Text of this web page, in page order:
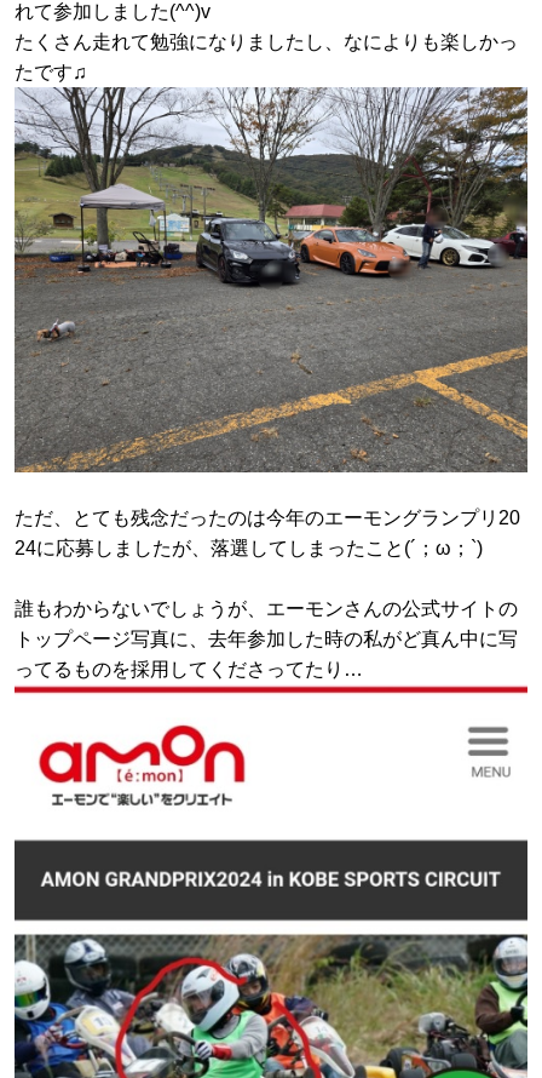
れて参加しました(^^)v
たくさん走れて勉強になりましたし、なによりも楽しかっ
たです♫
ただ、とても残念だったのは今年のエーモングランプリ20
24に応募しましたが、落選してしまったこと(´；ω；`)
誰もわからないでしょうが、エーモンさんの公式サイトの
トップページ写真に、去年参加した時の私がど真ん中に写
ってるものを採用してくださってたり…